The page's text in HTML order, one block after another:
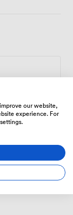
our website,
experience. For